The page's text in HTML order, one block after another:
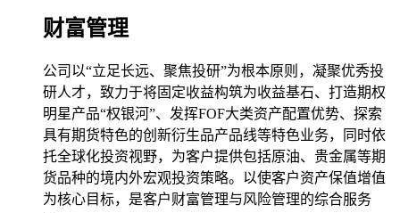
财富管理
公司以“立足长远、聚焦投研”为根本原则，凝聚优秀投
研人才，致力于将固定收益构筑为收益基石、打造期权
明星产品“权银河”、发挥FOF大类资产配置优势、探索
具有期货特色的创新衍生品产品线等特色业务，同时依
托全球化投资视野，为客户提供包括原油、贵金属等期
货品种的境内外宏观投资策略。以使客户资产保值增值
为核心目标，是客户财富管理与风险管理的综合服务